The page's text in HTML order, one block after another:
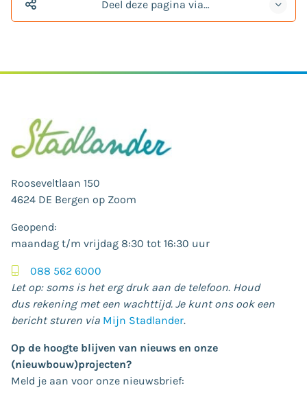
Deel deze pagina via…
Rooseveltlaan 150
4624 DE Bergen op Zoom
Geopend:
maandag t/m vrijdag 8:30 tot 16:30 uur
088 562 6000
Let op: soms is het erg druk aan de telefoon. Houd
dus rekening met een wachttijd. Je kunt ons ook een
bericht sturen via Mijn Stadlander.
Op de hoogte blijven van nieuws en onze
(nieuwbouw)projecten?
Meld je aan voor onze nieuwsbrief: